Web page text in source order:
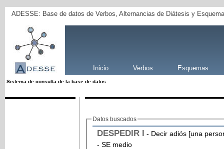
ADESSE: Base de datos de Verbos, Alternancias de Diátesis y
Inicio Verbos Esquemas
Sistema de consulta de la base de datos
Datos buscados
DESPEDIR I - Decir adiós [una
- SE medio